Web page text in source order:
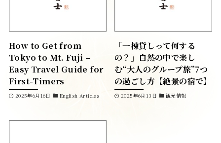
雪柳
How to Get from
Tokyo to Mt. Fuji –
Easy Travel Guide for
First-Timers
2025年6月16日 English Articles
「一棟貸しって何する
の？」自然の中で楽し
む“大人のグループ旅”7つ
の過ごし方【絶景の宿で】
2025年6月13日 観光情報